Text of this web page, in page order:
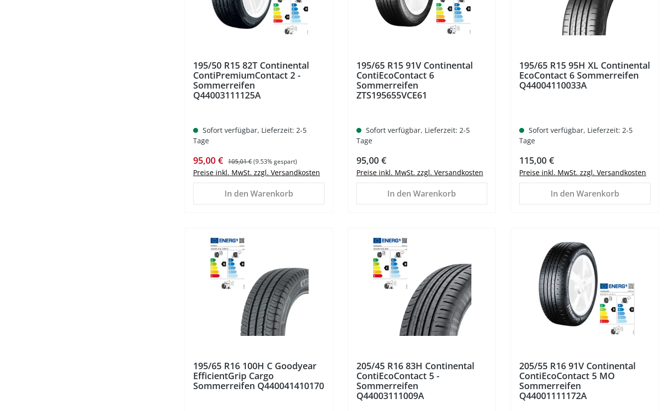
195/50 R15 82T Continental
ContiPremiumContact 2 -
Sommerreifen
Q44003111125A
Sofort verfügbar, Lieferzeit: 2-5
Tage
Verkaufspreis:
95,00 € Regulärer Preis:
105,01 €(9.53% gespart)
Preise inkl. MwSt. zzgl. Versandkosten
In den Warenkorb
195/65 R15 91V Continental
ContiEcoContact 6
Sommerreifen
ZTS195655VCE61
Sofort verfügbar, Lieferzeit: 2-5
Tage
Regulärer Preis:
95,00 €
Preise inkl. MwSt. zzgl. Versandkosten
In den Warenkorb
195/65 R15 95H XL Continental
EcoContact 6 Sommerreifen
Q44004110033A
Sofort verfügbar, Lieferzeit: 2-5
Tage
Regulärer Preis:
115,00 €
Preise inkl. MwSt. zzgl. Versandkosten
In den Warenkorb
195/65 R16 100H C Goodyear
EfficientGrip Cargo
Sommerreifen Q440041410170
205/45 R16 83H Continental
ContiEcoContact 5 -
Sommerreifen
Q44003111009A
205/55 R16 91V Continental
ContiEcoContact 5 MO
Sommerreifen
Q44001111172A